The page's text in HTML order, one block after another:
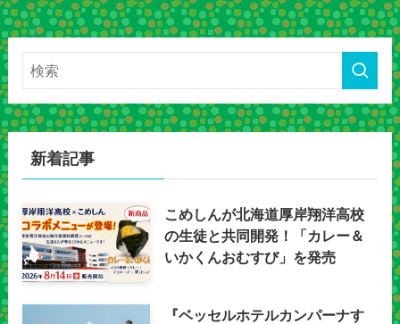
新着記事
こめしんが北海道厚岸翔洋高校
の生徒と共同開発！「カレー＆
いかくんおむすび」を発売
『ベッセルホテルカンパーナす